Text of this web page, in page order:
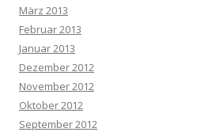
März 2013
Februar 2013
Januar 2013
Dezember 2012
November 2012
Oktober 2012
September 2012